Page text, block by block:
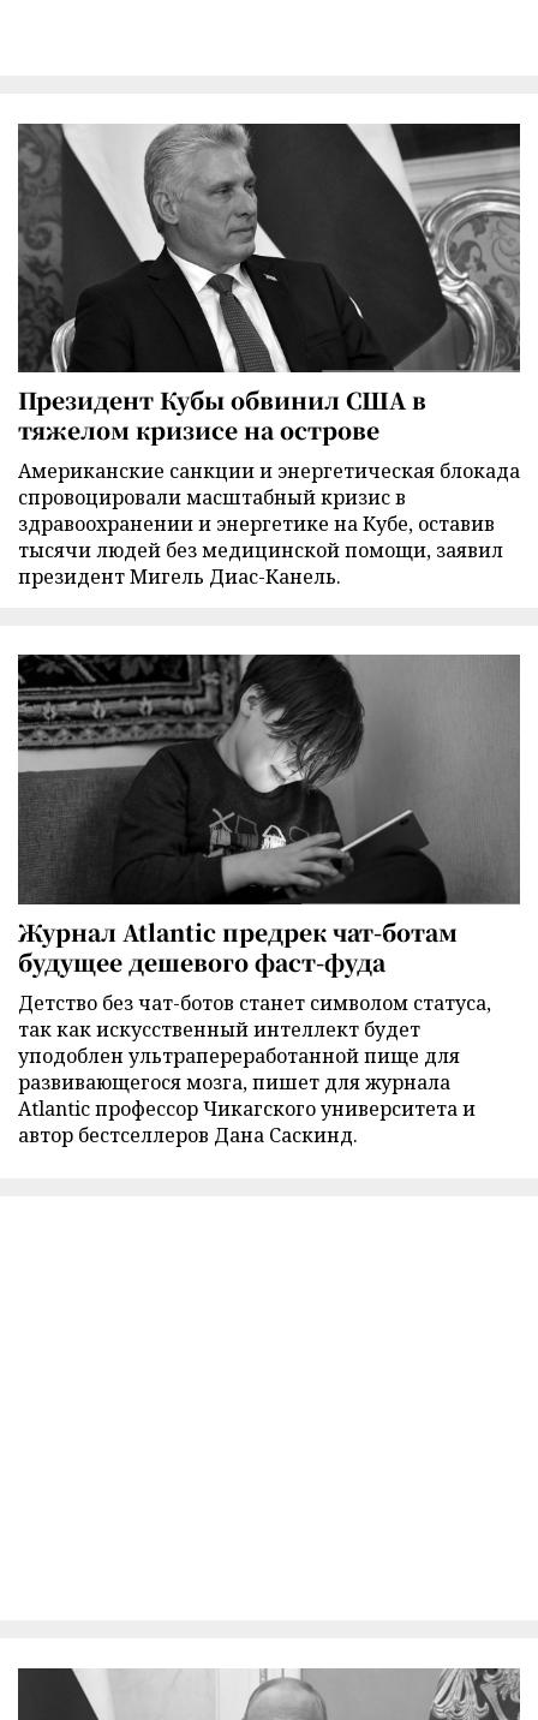
Президент Кубы обвинил США в
тяжелом кризисе на острове
Американские санкции и энергетическая блокада
спровоцировали масштабный кризис в
здравоохранении и энергетике на Кубе, оставив
тысячи людей без медицинской помощи, заявил
президент Мигель Диас-Канель.
Журнал Atlantic предрек чат-ботам
будущее дешевого фаст-фуда
Детство без чат-ботов станет символом статуса,
так как искусственный интеллект будет
уподоблен ультрапереработанной пище для
развивающегося мозга, пишет для журнала
Atlantic профессор Чикагского университета и
автор бестселлеров Дана Саскинд.